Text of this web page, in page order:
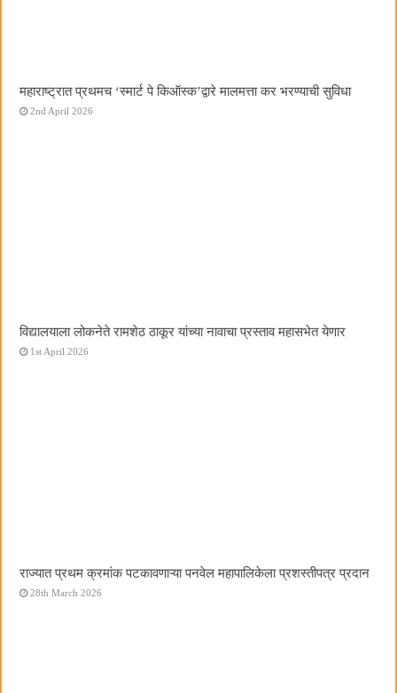
महाराष्ट्रात प्रथमच ‌‘स्मार्ट पे किऑस्क‌’द्वारे मालमत्ता कर भरण्याची सुविधा
2nd April 2026
विद्यालयाला लोकनेते रामशेठ ठाकूर यांच्या नावाचा प्रस्ताव महासभेत येणार
1st April 2026
राज्यात प्रथम क्रमांक पटकावणाऱ्या पनवेल महापालिकेला प्रशस्तीपत्र प्रदान
28th March 2026